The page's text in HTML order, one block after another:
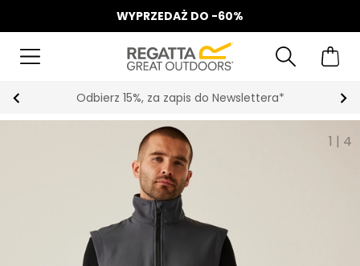
WYPRZEDAŻ DO -60%
Odbierz 15%, za zapis do Newslettera*
1 | 4